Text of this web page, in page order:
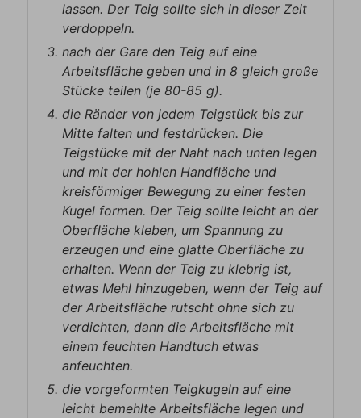
lassen. Der Teig sollte sich in dieser Zeit
verdoppeln.
nach der Gare den Teig auf eine
Arbeitsfläche geben und in 8 gleich große
Stücke teilen (je 80-85 g).
die Ränder von jedem Teigstück bis zur
Mitte falten und festdrücken. Die
Teigstücke mit der Naht nach unten legen
und mit der hohlen Handfläche und
kreisförmiger Bewegung zu einer festen
Kugel formen. Der Teig sollte leicht an der
Oberfläche kleben, um Spannung zu
erzeugen und eine glatte Oberfläche zu
erhalten. Wenn der Teig zu klebrig ist,
etwas Mehl hinzugeben, wenn der Teig auf
der Arbeitsfläche rutscht ohne sich zu
verdichten, dann die Arbeitsfläche mit
einem feuchten Handtuch etwas
anfeuchten.
die vorgeformten Teigkugeln auf eine
leicht bemehlte Arbeitsfläche legen und